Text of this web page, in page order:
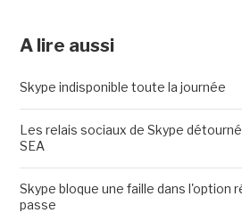
A lire aussi
Skype indisponible toute la journée
Les relais sociaux de Skype
SEA
Skype bloque une faille dans l'option
passe